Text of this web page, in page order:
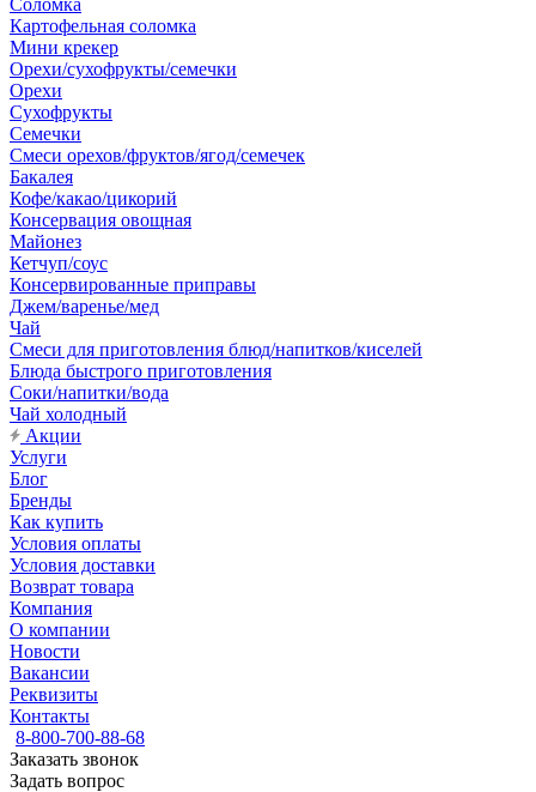
Соломка
Картофельная соломка
Мини крекер
Орехи/сухофрукты/семечки
Орехи
Сухофрукты
Семечки
Смеси орехов/фруктов/ягод/семечек
Бакалея
Кофе/какао/цикорий
Консервация овощная
Майонез
Кетчуп/соус
Консервированные приправы
Джем/варенье/мед
Чай
Смеси для приготовления блюд/напитков/киселей
Блюда быстрого приготовления
Соки/напитки/вода
Чай холодный
Акции
Услуги
Блог
Бренды
Как купить
Условия оплаты
Условия доставки
Возврат товара
Компания
О компании
Новости
Вакансии
Реквизиты
Контакты
8-800-700-88-68
Заказать звонок
Задать вопрос